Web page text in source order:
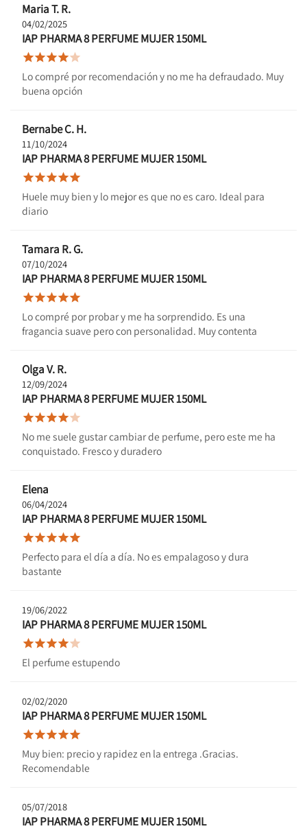
Maria T. R.
04/02/2025
IAP PHARMA 8 PERFUME MUJER 150ML

Lo compré por recomendación y no me ha defraudado. Muy
buena opción
Bernabe C. H.
11/10/2024
IAP PHARMA 8 PERFUME MUJER 150ML

Huele muy bien y lo mejor es que no es caro. Ideal para
diario
Tamara R. G.
07/10/2024
IAP PHARMA 8 PERFUME MUJER 150ML

Lo compré por probar y me ha sorprendido. Es una
fragancia suave pero con personalidad. Muy contenta
Olga V. R.
12/09/2024
IAP PHARMA 8 PERFUME MUJER 150ML

No me suele gustar cambiar de perfume, pero este me ha
conquistado. Fresco y duradero
Elena
06/04/2024
IAP PHARMA 8 PERFUME MUJER 150ML

Perfecto para el día a día. No es empalagoso y dura
bastante
19/06/2022
IAP PHARMA 8 PERFUME MUJER 150ML

El perfume estupendo
02/02/2020
IAP PHARMA 8 PERFUME MUJER 150ML

Muy bien: precio y rapidez en la entrega .Gracias.
Recomendable
05/07/2018
IAP PHARMA 8 PERFUME MUJER 150ML